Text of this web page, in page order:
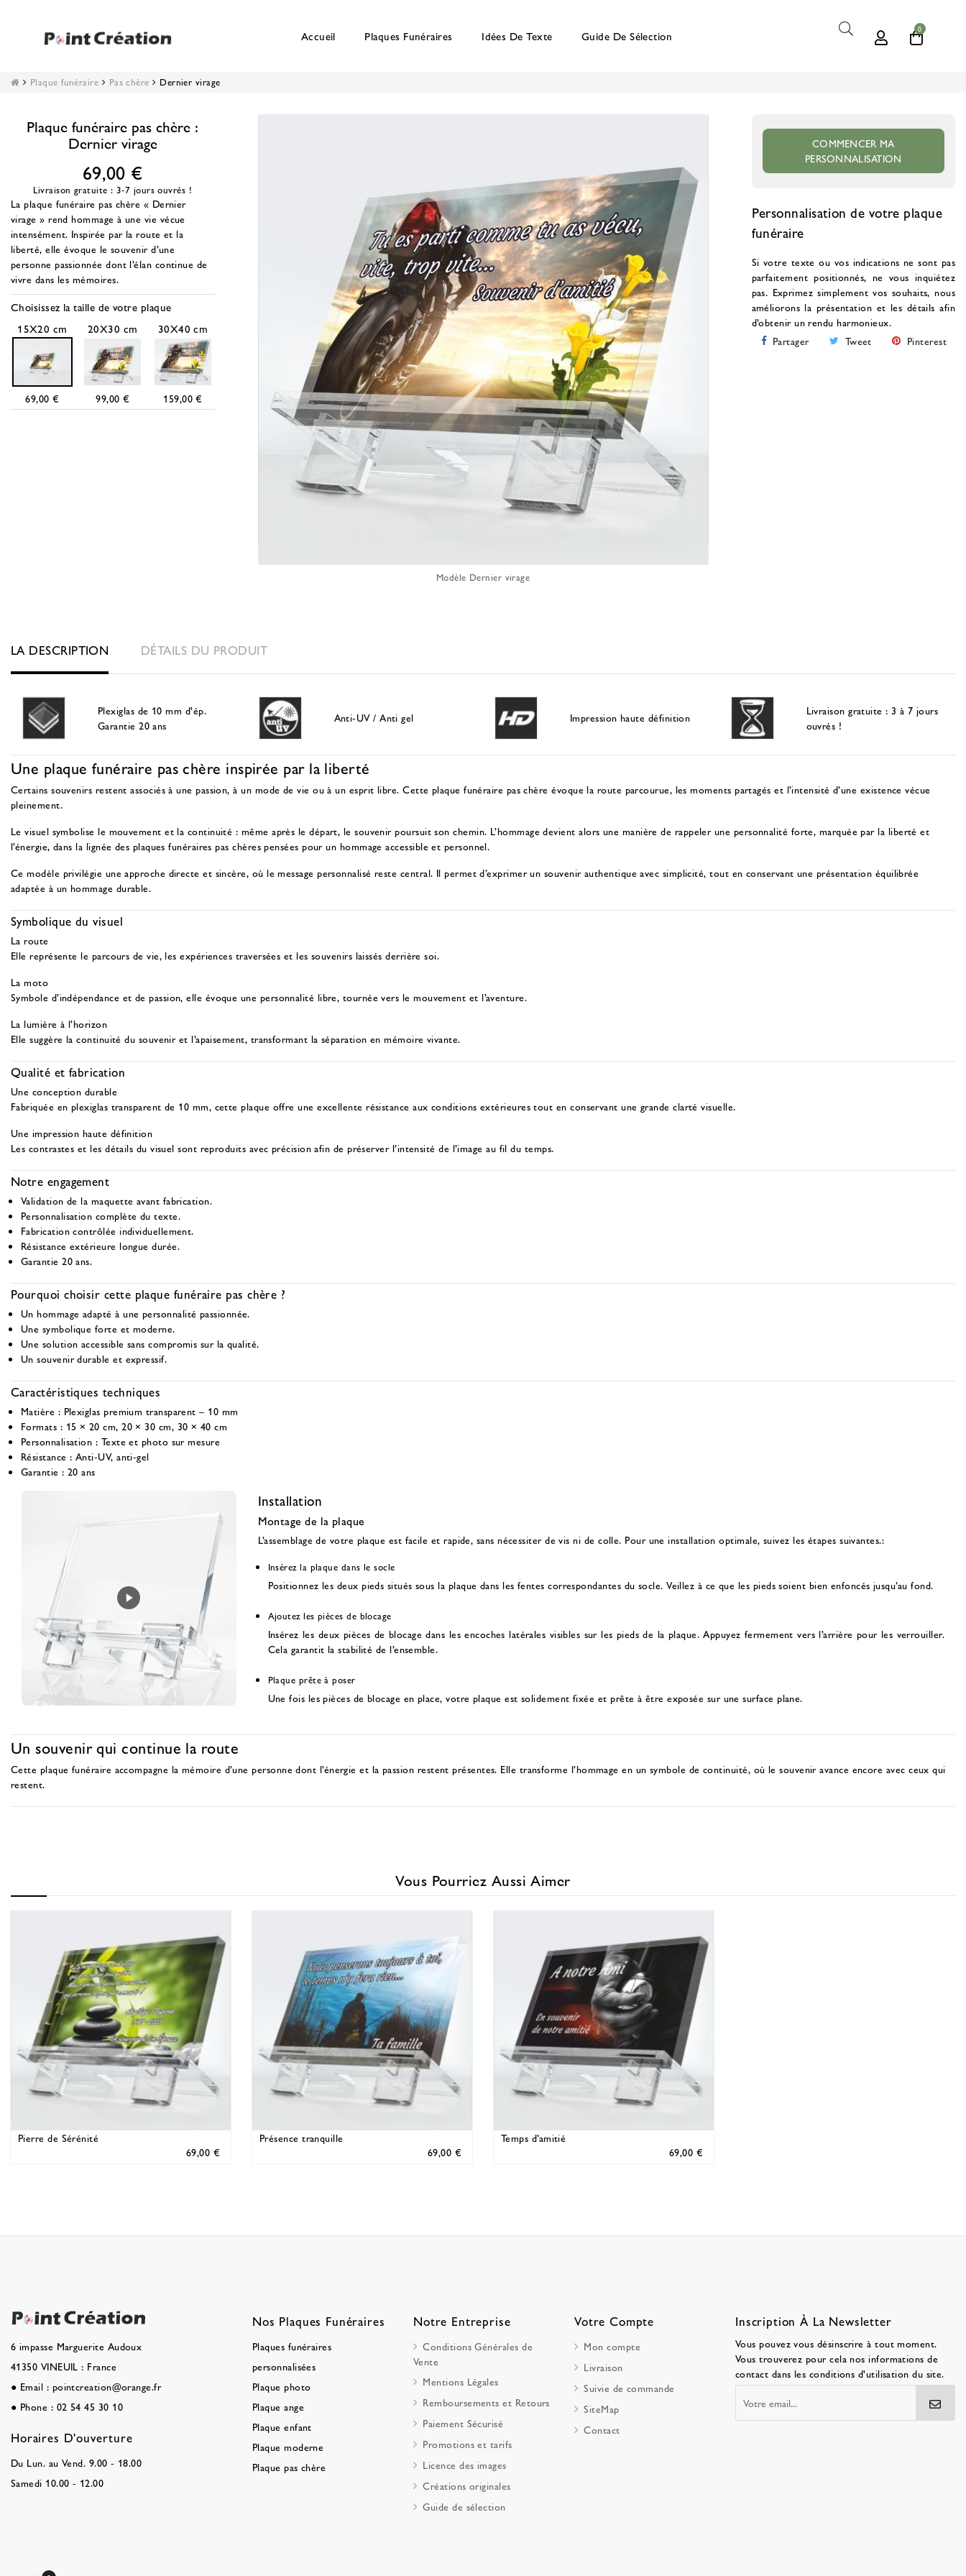
Accueil Plaques Funéraires Idées De Texte Guide De Sélection 0
Plaque funéraire Pas chère Dernier virage
Plaque funéraire pas chère :
Dernier virage
69,00 €
Livraison gratuite : 3-7 jours ouvrés !
La plaque funéraire pas chère « Dernier
virage » rend hommage à une vie vécue
intensément. Inspirée par la route et la
liberté, elle évoque le souvenir d’une
personne passionnée dont l’élan continue de
vivre dans les mémoires.
Choisissez la taille de votre plaque
15X20 cm
69,00 €
20X30 cm
99,00 €
30X40 cm
159,00 €
Modèle Dernier virage
COMMENCER MA
PERSONNALISATION
Personnalisation de votre plaque
funéraire
Si votre texte ou vos indications ne sont pas
parfaitement positionnés, ne vous inquiétez
pas. Exprimez simplement vos souhaits, nous
améliorons la présentation et les détails afin
d’obtenir un rendu harmonieux.
Partager
Tweet Pinterest
LA DESCRIPTION DÉTAILS DU PRODUIT
Plexiglas de 10 mm d'ép.
Garantie 20 ans
Anti-UV / Anti gel Impression haute définition
Livraison gratuite : 3 à 7 jours
ouvrés !
Une plaque funéraire pas chère inspirée par la liberté
Certains souvenirs restent associés à une passion, à un mode de vie ou à un esprit libre. Cette plaque funéraire pas chère évoque la route parcourue, les moments partagés et l’intensité d’une existence vécue
pleinement.
Le visuel symbolise le mouvement et la continuité : même après le départ, le souvenir poursuit son chemin. L’hommage devient alors une manière de rappeler une personnalité forte, marquée par la liberté et
l’énergie, dans la lignée des plaques funéraires pas chères pensées pour un hommage accessible et personnel.
Ce modèle privilégie une approche directe et sincère, où le message personnalisé reste central. Il permet d’exprimer un souvenir authentique avec simplicité, tout en conservant une présentation équilibrée
adaptée à un hommage durable.
Symbolique du visuel
La route
Elle représente le parcours de vie, les expériences traversées et les souvenirs laissés derrière soi.
La moto
Symbole d’indépendance et de passion, elle évoque une personnalité libre, tournée vers le mouvement et l’aventure.
La lumière à l’horizon
Elle suggère la continuité du souvenir et l’apaisement, transformant la séparation en mémoire vivante.
Qualité et fabrication
Une conception durable
Fabriquée en plexiglas transparent de 10 mm, cette plaque offre une excellente résistance aux conditions extérieures tout en conservant une grande clarté visuelle.
Une impression haute définition
Les contrastes et les détails du visuel sont reproduits avec précision afin de préserver l’intensité de l’image au fil du temps.
Notre engagement
Validation de la maquette avant fabrication.
Personnalisation complète du texte.
Fabrication contrôlée individuellement.
Résistance extérieure longue durée.
Garantie 20 ans.
Pourquoi choisir cette plaque funéraire pas chère ?
Un hommage adapté à une personnalité passionnée.
Une symbolique forte et moderne.
Une solution accessible sans compromis sur la qualité.
Un souvenir durable et expressif.
Caractéristiques techniques
Matière : Plexiglas premium transparent – 10 mm
Formats : 15 × 20 cm, 20 × 30 cm, 30 × 40 cm
Personnalisation : Texte et photo sur mesure
Résistance : Anti-UV, anti-gel
Garantie : 20 ans
Installation
Montage de la plaque
L’assemblage de votre plaque est facile et rapide, sans nécessiter de vis ni de colle. Pour une installation optimale, suivez les étapes suivantes.:
Insérez la plaque dans le socle
Positionnez les deux pieds situés sous la plaque dans les fentes correspondantes du socle. Veillez à ce que les pieds soient bien enfoncés jusqu’au fond.
Ajoutez les pièces de blocage
Insérez les deux pièces de blocage dans les encoches latérales visibles sur les pieds de la plaque. Appuyez fermement vers l’arrière pour les verrouiller.
Cela garantit la stabilité de l’ensemble.
Plaque prête à poser
Une fois les pièces de blocage en place, votre plaque est solidement fixée et prête à être exposée sur une surface plane.
Un souvenir qui continue la route
Cette plaque funéraire accompagne la mémoire d’une personne dont l’énergie et la passion restent présentes. Elle transforme l’hommage en un symbole de continuité, où le souvenir avance encore avec ceux qui
restent.
Vous Pourriez Aussi Aimer
Pierre de Sérénité
69,00 €
Présence tranquille
69,00 €
Temps d’amitié
69,00 €
6 impasse Marguerite Audoux
41350 VINEUIL : France
● Email : pointcreation@orange.fr
● Phone : 02 54 45 30 10
Horaires D'ouverture
Du Lun. au Vend. 9.00 - 18.00
Samedi 10.00 - 12.00
Nos Plaques Funéraires
Plaques funéraires
personnalisées
Plaque photo
Plaque ange
Plaque enfant
Plaque moderne
Plaque pas chère
Notre Entreprise
Conditions Générales de
Vente
Mentions Légales
Remboursements et Retours
Paiement Sécurisé
Promotions et tarifs
Licence des images
Créations originales
Guide de sélection
Votre Compte
Mon compte
Livraison
Suivie de commande
SiteMap
Contact
Inscription À La Newsletter
Vous pouvez vous désinscrire à tout moment.
Vous trouverez pour cela nos informations de
contact dans les conditions d'utilisation du site.